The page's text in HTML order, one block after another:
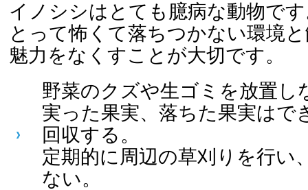
イノシシはとても臆病な動物で
とって怖くて落ちつかない環境
魅力をなくすことが大切です。
野菜のクズや生ゴミを放置し
実った果実、落ちた果実はで
回収する。
定期的に周辺の草刈りを行い
ない。